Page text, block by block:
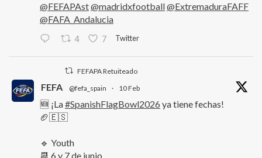
@FEFAPAst@madridxfootball@ExtremaduraFAFF
@FAFA_Andalucia
4 7 Twitter
FEFAPA Retuiteado
FEFA @fefa_spain · 10 Feb
🆕 ¡La#SpanishFlagBowl2026 ya tiene fechas!
🏈🇪🇸
🔹 Youth
📆 6 y 7 de junio